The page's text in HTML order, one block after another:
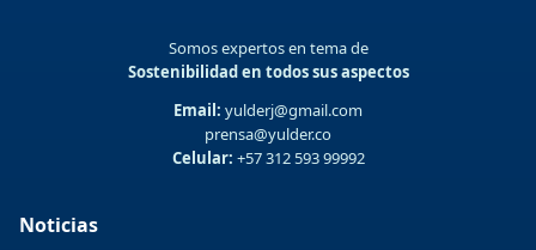
Somos expertos en tema de
Sostenibilidad en todos sus aspectos
Email: yulderj@gmail.com
prensa@yulder.co
Celular: +57 312 593 99992
Noticias